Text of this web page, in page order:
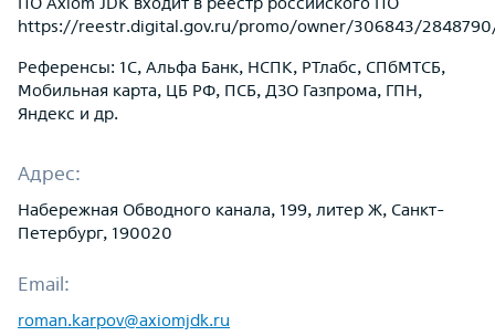
https://reestr.digital.gov.ru/promo/owner/306843/
Референсы: 1C, Альфа Банк, НСПК, РТлабс, СПбМТСБ,
Мобильная карта, ЦБ РФ, ПСБ, ДЗО Газпрома, ГПН,
Яндекс и др.
Адрес:
Набережная Обводного канала, 199, литер Ж, Санкт-
Петербург, 190020
Email:
roman.karpov@axiomjdk.ru